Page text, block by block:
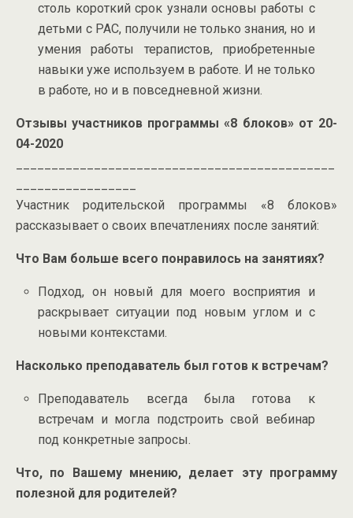
столь короткий срок узнали основы работы с
детьми с РАС, получили не только знания, но и
умения работы терапистов, приобретенные
навыки уже используем в работе. И не только
в работе, но и в повседневной жизни.
Отзывы участников программы «8 блоков» от 20-
04-2020
Участник родительской программы «8 блоков»
рассказывает о своих впечатлениях после занятий:
Что Вам больше всего понравилось на занятиях?
Подход, он новый для моего восприятия и
раскрывает ситуации под новым углом и с
новыми контекстами.
Насколько преподаватель был готов к встречам?
Преподаватель всегда была готова к
встречам и могла подстроить свой вебинар
под конкретные запросы.
Что, по Вашему мнению, делает эту программу
полезной для родителей?